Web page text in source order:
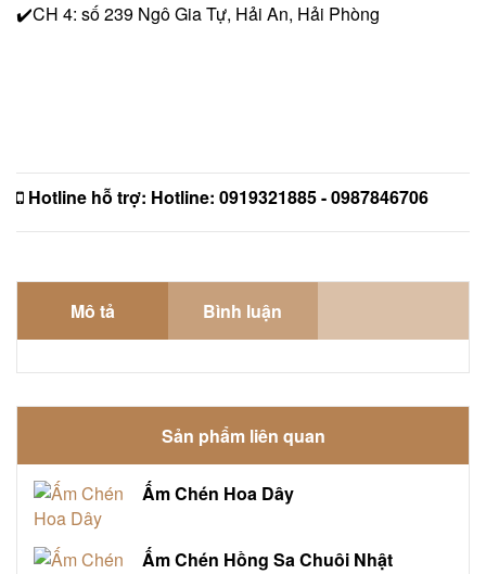
✔️CH 4: số 239 Ngô Gia Tự, Hải An, Hải Phòng
Hotline hỗ trợ: Hotline: 0919321885 - 0987846706
Mô tả Bình luận
Sản phẩm liên quan
Ấm Chén Hoa Dây
Ấm Chén Hồng Sa Chuôi Nhật